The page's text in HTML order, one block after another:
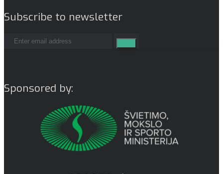
Subscribe to newsletter
Sponsored by: